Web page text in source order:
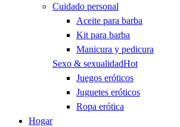
Cuidado personal
Aceite para barba
Kit para barba
Manicura y pedicura
Sexo & sexualidadHot
Juegos eróticos
Juguetes eróticos
Ropa erótica
Hogar